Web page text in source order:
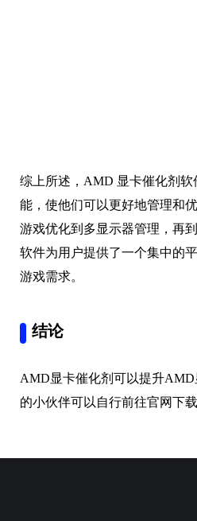
综上所述，AMD 显卡催化剂软
能，使他们可以更好地管理和
游戏优化到多显示器管理，再
软件为用户提供了一个集中的